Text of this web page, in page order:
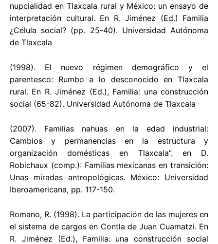
nupcialidad en Tlaxcala rural y México: un ensayo de
interpretación cultural. En R. Jiménez (Ed.) Familia
¿Célula social? (pp. 25-40). Universidad Autónoma
de Tlaxcala
(1998). El nuevo régimen demográfico y el
parentesco: Rumbo a lo desconocido en Tlaxcala
rural. En R. Jiménez (Ed.), Familia: una construcción
social (65-82). Universidad Autónoma de Tlaxcala
(2007). Familias nahuas en la edad industrial:
Cambios y permanencias en la estructura y
organización domésticas en Tlaxcala”. en D.
Robichaux (comp.): Familias mexicanas en transición:
Unas miradas antropológicas. México: Universidad
Iberoamericana, pp. 117-150.
Romano, R. (1998). La participación de las mujeres en
el sistema de cargos en Contla de Juan Cuamatzi. En
R. Jiménez (Ed.), Familia: una construcción social